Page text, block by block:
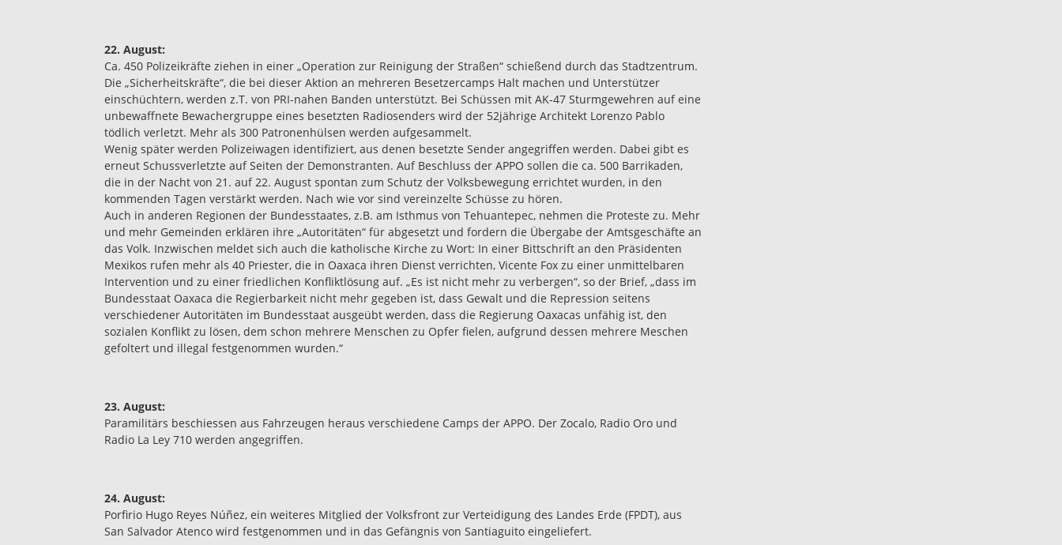
22. August:
Ca. 450 Polizeikräfte ziehen in einer „Operation zur Reinigung der Straßen“ schießend durch das Stadtzentrum.
Die „Sicherheitskräfte“, die bei dieser Aktion an mehreren Besetzercamps Halt machen und Unterstützer
einschüchtern, werden z.T. von PRI-nahen Banden unterstützt. Bei Schüssen mit AK-47 Sturmgewehren auf eine
unbewaffnete Bewachergruppe eines besetzten Radiosenders wird der 52jährige Architekt Lorenzo Pablo
tödlich verletzt. Mehr als 300 Patronenhülsen werden aufgesammelt.
Wenig später werden Polizeiwagen identifiziert, aus denen besetzte Sender angegriffen werden. Dabei gibt es
erneut Schussverletzte auf Seiten der Demonstranten. Auf Beschluss der APPO sollen die ca. 500 Barrikaden,
die in der Nacht von 21. auf 22. August spontan zum Schutz der Volksbewegung errichtet wurden, in den
kommenden Tagen verstärkt werden. Nach wie vor sind vereinzelte Schüsse zu hören.
Auch in anderen Regionen der Bundesstaates, z.B. am Isthmus von Tehuantepec, nehmen die Proteste zu. Mehr
und mehr Gemeinden erklären ihre „Autoritäten“ für abgesetzt und fordern die Übergabe der Amtsgeschäfte an
das Volk. Inzwischen meldet sich auch die katholische Kirche zu Wort: In einer Bittschrift an den Präsidenten
Mexikos rufen mehr als 40 Priester, die in Oaxaca ihren Dienst verrichten, Vicente Fox zu einer unmittelbaren
Intervention und zu einer friedlichen Konfliktlösung auf. „Es ist nicht mehr zu verbergen“, so der Brief, „dass im
Bundesstaat Oaxaca die Regierbarkeit nicht mehr gegeben ist, dass Gewalt und die Repression seitens
verschiedener Autoritäten im Bundesstaat ausgeübt werden, dass die Regierung Oaxacas unfähig ist, den
sozialen Konflikt zu lösen, dem schon mehrere Menschen zu Opfer fielen, aufgrund dessen mehrere Meschen
gefoltert und illegal festgenommen wurden.“
23. August:
Paramilitärs beschiessen aus Fahrzeugen heraus verschiedene Camps der APPO. Der Zocalo, Radio Oro und
Radio La Ley 710 werden angegriffen.
24. August:
Porfirio Hugo Reyes Núñez, ein weiteres Mitglied der Volksfront zur Verteidigung des Landes Erde (FPDT), aus
San Salvador Atenco wird festgenommen und in das Gefängnis von Santiaguito eingeliefert.